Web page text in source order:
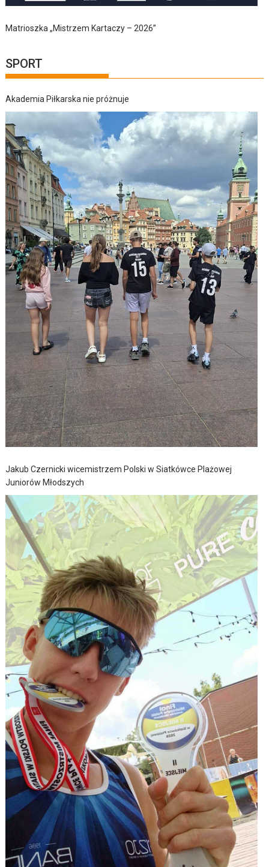
Matrioszka „Mistrzem Kartaczy – 2026”
SPORT
Akademia Piłkarska nie próżnuje
Jakub Czernicki wicemistrzem Polski w Siatkówce Plażowej
Juniorów Młodszych